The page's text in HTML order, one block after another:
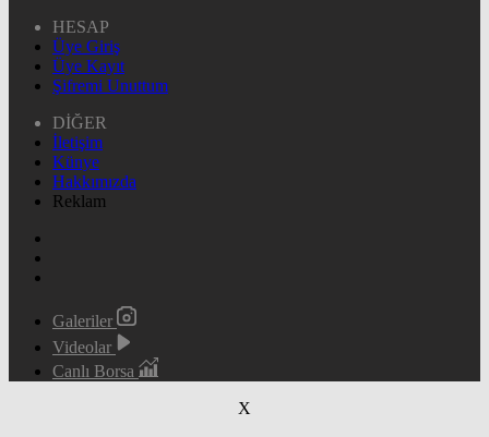
HESAP
Üye Giriş
Üye Kayıt
Şifremi Unuttum
DİĞER
İletişim
Künye
Hakkımızda
Reklam
Galeriler
Videolar
Canlı Borsa
X